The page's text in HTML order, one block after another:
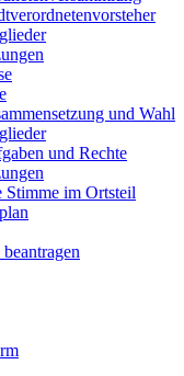
und Wahl
und Rechte
Stimme im Ortsteil